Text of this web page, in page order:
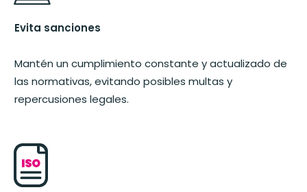
Evita sanciones
Mantén un cumplimiento constante y actualizado de
las normativas, evitando posibles multas y
repercusiones legales.